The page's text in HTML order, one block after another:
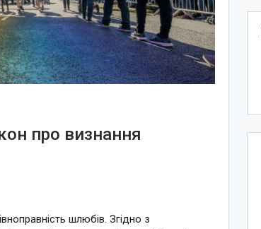
про визнання
шлюбів. Згідно з